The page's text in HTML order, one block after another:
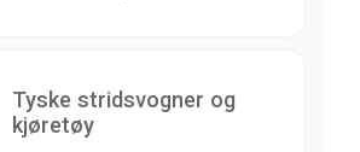
Tyske stridsvogner og
kjøretøy